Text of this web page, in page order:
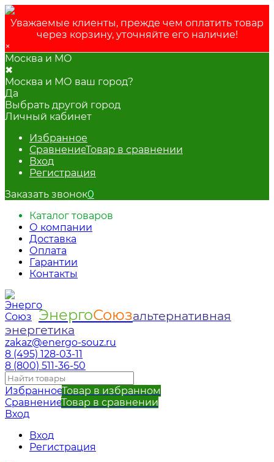
Уважаемые клиенты, прежде чем оплатить товар
через корзину, уточняйте его наличие!
×
Москва и МО
✖
Москва и МО ваш город?
Да
Выбрать другой город
Личный кабинет
Избранное
СравнениеТовар в сравнении
Вход
Регистрация
Заказать звонок0
Каталог товаров
О компании
Доставка
Оплата
Гарантии
Контакты
ЭнергоСоюзальтернативная
энергетика
zakaz@energo-souz.ru
8 (495) 128-03-11
8 (800) 511-36-50
ИзбранноеТовар в избранном
СравнениеТовар в сравнении
Вход
Вход
Регистрация